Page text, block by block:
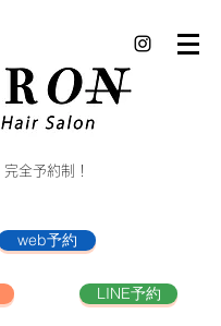
完全予約制！
web予約
LINE予約